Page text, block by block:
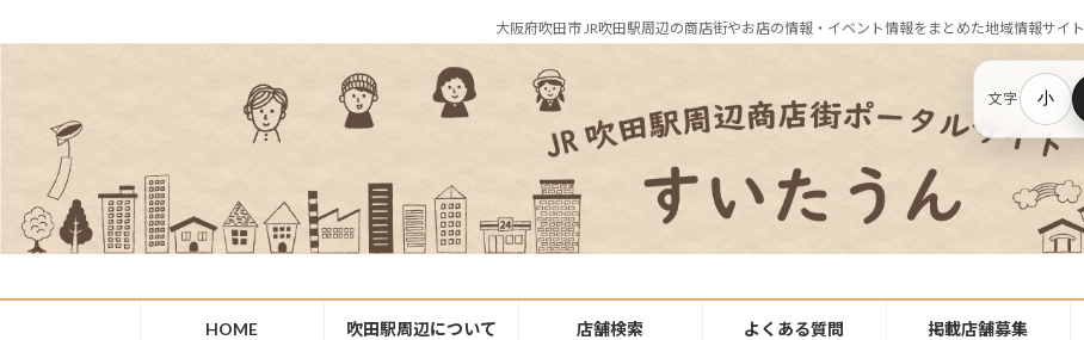
ン
ビ
大阪府吹田市 JR吹田駅周辺の商店街やお店の情報・イベント情報をまとめた地域情報サイト
HOME 吹田駅周辺について 店舗検索 よくある質問 掲載店舗募集
文字 小